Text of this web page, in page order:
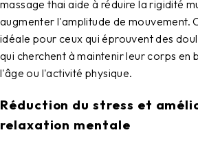
massage thai aide à réduire la rigidité
augmenter l'amplitude de mouvement.
idéale pour ceux qui éprouvent des
qui cherchent à maintenir leur corps en
l'âge ou l'activité physique.
Réduction du stress et
relaxation mentale